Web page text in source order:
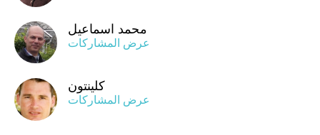
محمد اسماعيل
عرض المشاركات
كلينتون
عرض المشاركات